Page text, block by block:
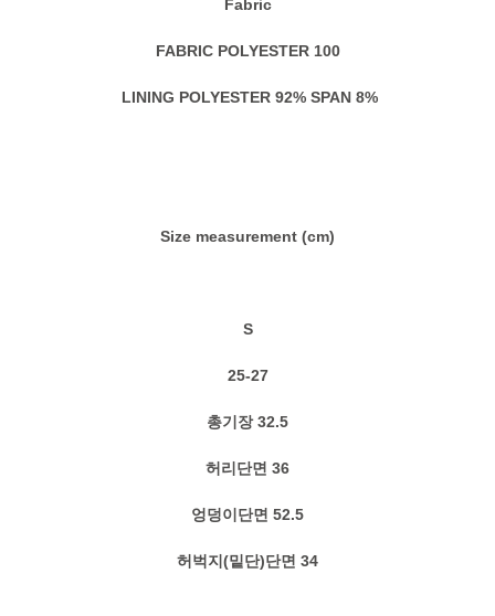
Fabric
FABRIC POLYESTER 100
LINING POLYESTER 92% SPAN 8%
Size measurement (cm)
S
25-27
총기장 32.5
허리단면 36
엉덩이단면 52.5
허벅지(밑단)단면 34